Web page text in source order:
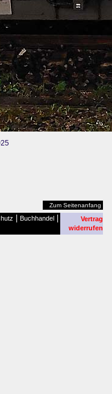
Zum Seitenanfang
Buchhandel
Vertrag
widerrufen